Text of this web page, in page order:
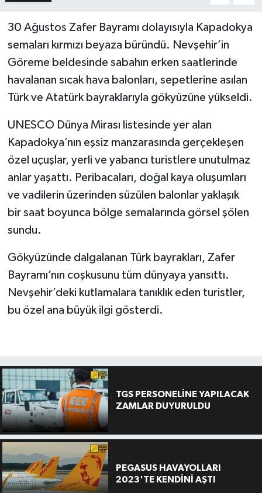
30 Ağustos Zafer Bayramı dolayısıyla Kapadokya
semaları kırmızı beyaza büründü. Nevşehir’in
Göreme beldesinde sabahın erken saatlerinde
havalanan sıcak hava balonları, sepetlerine asılan
Türk ve Atatürk bayraklarıyla gökyüzüne yükseldi.
UNESCO Dünya Mirası listesinde yer alan
Kapadokya’nın eşsiz manzarasında gerçekleşen
özel uçuşlar, yerli ve yabancı turistlere unutulmaz
anlar yaşattı. Peribacaları, doğal kaya oluşumları
ve vadilerin üzerinden süzülen balonlar yaklaşık
bir saat boyunca bölge semalarında görsel şölen
sundu.
Gökyüzünde dalgalanan Türk bayrakları, Zafer
Bayramı’nın coşkusunu tüm dünyaya yansıttı.
Nevşehir’deki kutlamalara tanıklık eden turistler,
bu özel ana büyük ilgi gösterdi.
TGS PERSONELİNE YAPILACAK
ZAMLAR DUYURULDU
PEGASUS HAVAYOLLARI
2023'TE KENDİNİ AŞTI